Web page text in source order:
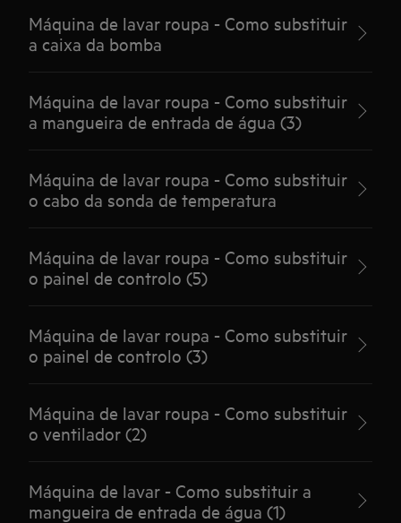
Máquina de lavar roupa - Como substituir
a caixa da bomba
Máquina de lavar roupa - Como substituir
a mangueira de entrada de água (3)
Máquina de lavar roupa - Como substituir
o cabo da sonda de temperatura
Máquina de lavar roupa - Como substituir
o painel de controlo (5)
Máquina de lavar roupa - Como substituir
o painel de controlo (3)
Máquina de lavar roupa - Como substituir
o ventilador (2)
Máquina de lavar - Como substituir a
mangueira de entrada de água (1)